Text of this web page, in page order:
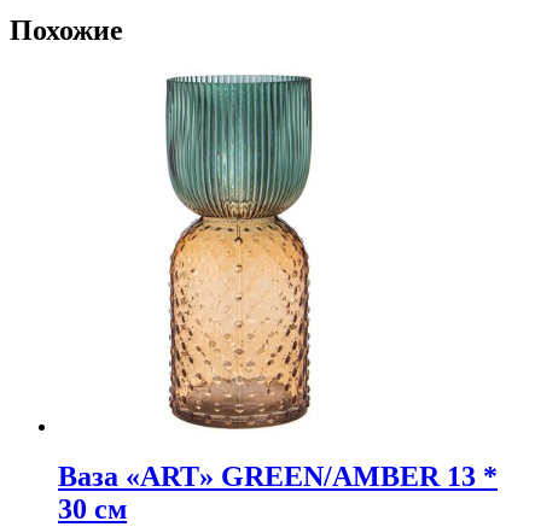
Похожие
Ваза «ART» GREEN/AMBER 13 *
30 см